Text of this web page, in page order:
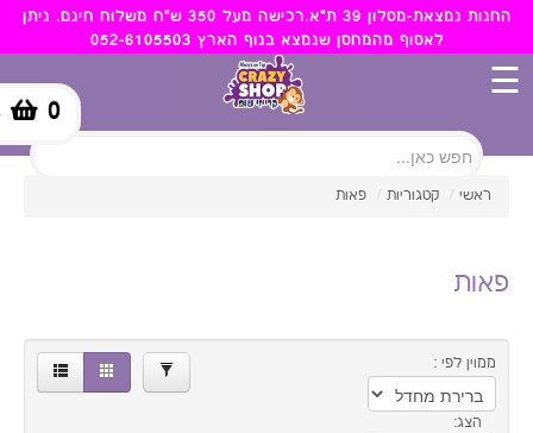
החנות נמצאת-מטלון 39 ת"א.רכישה מעל 350 ש"ח משלוח חינם. ניתן
לאסוף מהמחסן שנמצא בנוף הארץ 052-6105503
0
☰
ראשי / קטגוריות / פאות
פאות
ממוין לפי :
הצג:
×